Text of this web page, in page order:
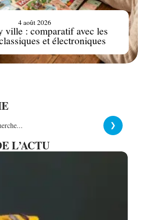
ville : comparatif avec les
et électroniques
4 août 2026
L’ACTU